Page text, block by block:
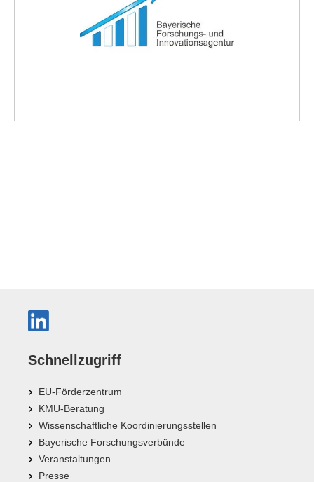
Schnellzugriff
EU-Förderzentrum
KMU-Beratung
Wissenschaftliche Koordinierungsstellen
Bayerische Forschungsverbünde
Veranstaltungen
Presse